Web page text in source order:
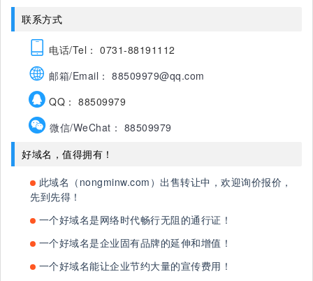
联系方式
电话/Tel： 0731-88191112
邮箱/Email： 88509979@qq.com
QQ： 88509979
微信/WeChat： 88509979
好域名，值得拥有！
此域名（nongminw.com）出售转让中，欢迎询价报价，
先到先得！
一个好域名是网络时代畅行无阻的通行证！
一个好域名是企业固有品牌的延伸和增值！
一个好域名能让企业节约大量的宣传费用！